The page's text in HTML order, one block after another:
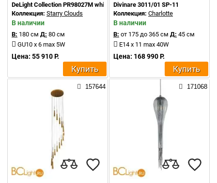
DeLight Collection PR98027M white
Коллекция: Starry Clouds
В наличии
В: 180 см Д: 80 см
GU10 x 6 max 5W
Цена: 55 910 Р.
Купить
Divinare 3011/01 SP-11
Коллекция: Charlotte
В наличии
В: от 175 до 365 см Д: 45 см
E14 x 11 max 40W
Цена: 168 990 Р.
Купить
157644 171068